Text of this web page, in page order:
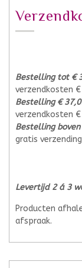
Bestelling tot €
verzendkosten €
Bestelling €
verzendkosten €
Bestelling
gratis verzending
Levertijd 2 á 3
Producten
afspraak.